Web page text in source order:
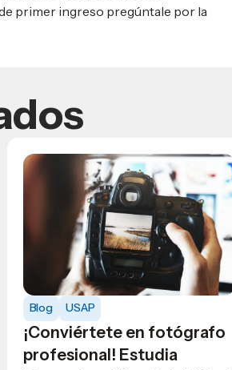
primer ingreso pregúntale por la
Blog USAP
¡Conviértete en fotógrafo
profesional! Estudia